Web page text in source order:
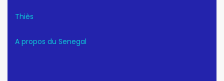
Thiès
A propos du Senegal